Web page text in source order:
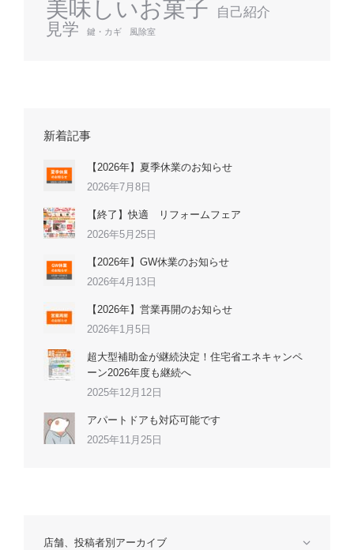
美味しいお菓子 自己紹介
見学 鍵・カギ 風除室
新着記事
【2026年】夏季休業のお知らせ
2026年7月8日
【終了】快適 リフォームフェア
2026年5月25日
【2026年】GW休業のお知らせ
2026年4月13日
【2026年】営業再開のお知らせ
2026年1月5日
超大型補助金が継続決定！住宅省エネキャンペ
ーン2026年度も継続へ
2025年12月12日
アパートドアも対応可能です
2025年11月25日
店舗、投稿者別アーカイブ